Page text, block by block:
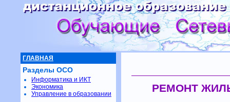
РЕМОНТ
ГЛАВНАЯ
Разделы ОСО
Информатика и ИКТ
Экономика
Управление в образовании